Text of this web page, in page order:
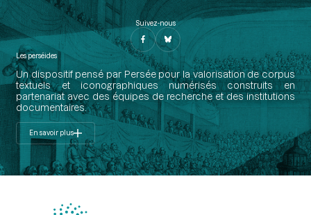
Suivez-nous
Les perséides
Un dispositif pensé par Persée pour la valorisation de corpus
textuels et iconographiques numérisés construits en
partenariat avec des équipes de recherche et des institutions
documentaires.
En savoir plus